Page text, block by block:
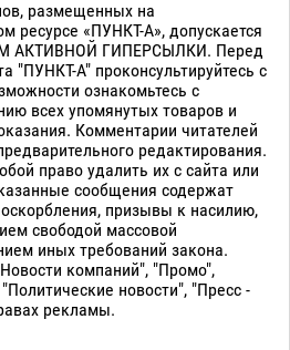
размещенных на
ресурсе «ПУНКТ-А», допускается
АКТИВНОЙ ГИПЕРСЫЛКИ. Перед
"ПУНКТ-А" проконсультируйтесь с
ознакомьтесь с
всех упомянутых товаров и
Комментарии читателей
редактирования.
право удалить их с сайта или
сообщения содержат
призывы к насилию,
свободой массовой
иных требований закона.
компаний", "Промо",
новости", "Пресс -
рекламы.